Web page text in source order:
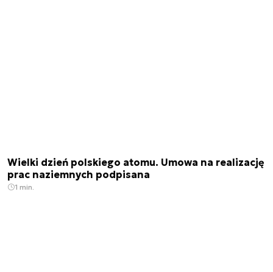
Wielki dzień polskiego atomu. Umowa na realizację
prac naziemnych podpisana
1 min.